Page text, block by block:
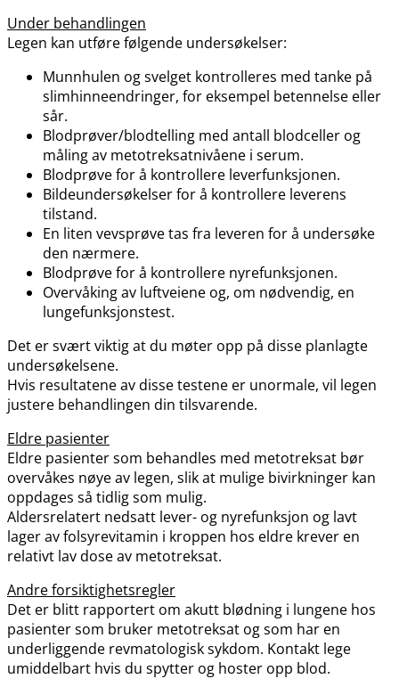
Under behandlingen
Legen kan utføre følgende undersøkelser:
Munnhulen og svelget kontrolleres med tanke på
slimhinneendringer, for eksempel betennelse eller
sår.
Blodprøver​/​blodtelling med antall blodceller og
måling av metotreksatnivåene i serum.
Blodprøve for å kontrollere leverfunksjonen.
Bildeundersøkelser for å kontrollere leverens
tilstand.
En liten vevsprøve tas fra leveren for å undersøke
den nærmere.
Blodprøve for å kontrollere nyrefunksjonen.
Overvåking av luftveiene og, om nødvendig, en
lungefunksjonstest.
Det er svært viktig at du møter opp på disse planlagte
undersøkelsene.
Hvis resultatene av disse testene er unormale, vil legen
justere behandlingen din tilsvarende.
Eldre pasienter
Eldre pasienter som behandles med metotreksat bør
overvåkes nøye av legen, slik at mulige bivirkninger kan
oppdages så tidlig som mulig.
Aldersrelatert nedsatt lever- og nyrefunksjon og lavt
lager av folsyrevitamin i kroppen hos eldre krever en
relativt lav dose av metotreksat.
Andre forsiktighetsregler
Det er blitt rapportert om akutt blødning i lungene hos
pasienter som bruker metotreksat og som har en
underliggende revmatologisk sykdom. Kontakt lege
umiddelbart hvis du spytter og hoster opp blod.